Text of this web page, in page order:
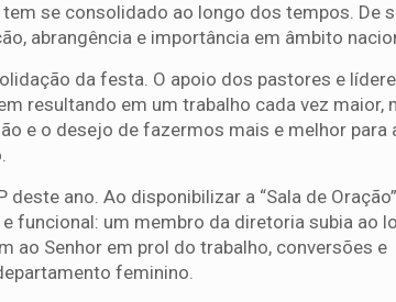
se consolidado ao longo dos tempos. De
abrangência e importância em âmbito
da festa. O apoio dos pastores e
resultando em um trabalho cada vez maior,
e o desejo de fazermos mais e melhor para
ano. Ao disponibilizar a “Sala de
funcional: um membro da diretoria subia ao
ao Senhor em prol do trabalho, conversões e
feminino.